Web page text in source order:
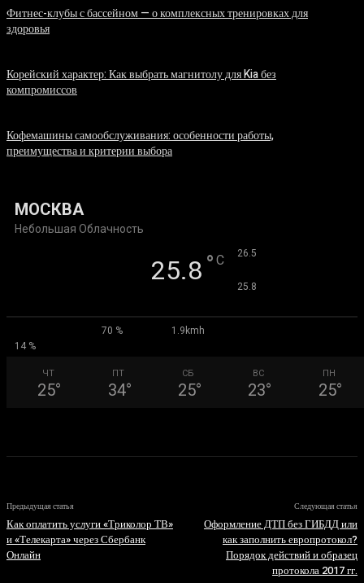
Фитнес-клубы с бассейном — о комплексных тренировках для
здоровья
Корейский характер: Как выбрать магнитолу для Kia без
компромиссов
Кофемашины самообслуживания: особенности работы,
преимущества и критерии выбора
МОСКВА
Небольшая Облачность
25.8 ° C 26.5
25.8
70 %
1.9kmh
14 %
ЧТ
25°
ПТ
34°
СБ
25°
ВС
23°
ПН
25°
Предыдущая статья
Как оплатить услуги «Триколор ТВ»
и «Телекарта» через Сбербанк
Онлайн
Следующая статья
Оформление ДТП без ГИБДД или
как заполнить европротокол?
Порядок действий и образец
протокола 2017 гг.